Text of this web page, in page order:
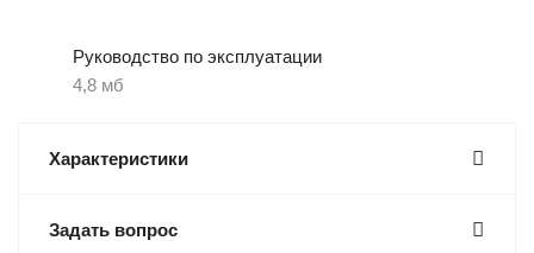
Руководство по эксплуатации
4,8 мб
Характеристики
Задать вопрос